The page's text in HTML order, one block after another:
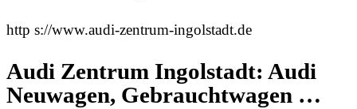
http s://www.audi-zentrum-ingolstadt.de
Audi Zentrum Ingolstadt: Audi
Neuwagen, Gebrauchtwagen …